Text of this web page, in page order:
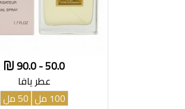
50.0 - 90.0
عطر يافا
100 مل
50 مل